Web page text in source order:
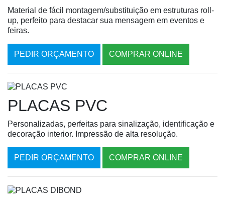
Material de fácil montagem/substituição em estruturas roll-
up, perfeito para destacar sua mensagem em eventos e
feiras.
PEDIR ORÇAMENTO COMPRAR ONLINE
PLACAS PVC
Personalizadas, perfeitas para sinalização, identificação e
decoração interior. Impressão de alta resolução.
PEDIR ORÇAMENTO COMPRAR ONLINE